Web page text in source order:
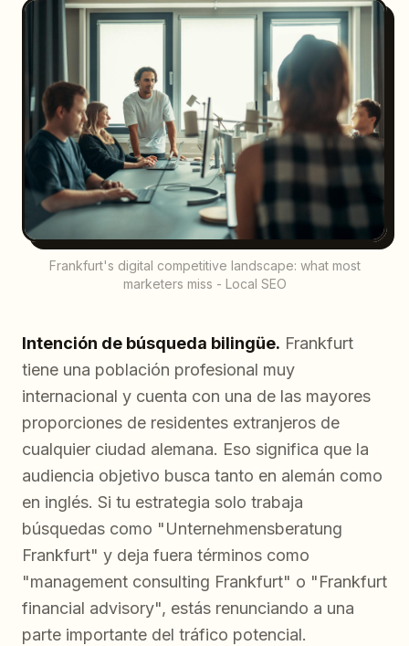
Frankfurt's digital competitive landscape: what most
marketers miss - Local SEO
Intención de búsqueda bilingüe. Frankfurt
tiene una población profesional muy
internacional y cuenta con una de las mayores
proporciones de residentes extranjeros de
cualquier ciudad alemana. Eso significa que la
audiencia objetivo busca tanto en alemán como
en inglés. Si tu estrategia solo trabaja
búsquedas como "Unternehmensberatung
Frankfurt" y deja fuera términos como
"management consulting Frankfurt" o "Frankfurt
financial advisory", estás renunciando a una
parte importante del tráfico potencial.